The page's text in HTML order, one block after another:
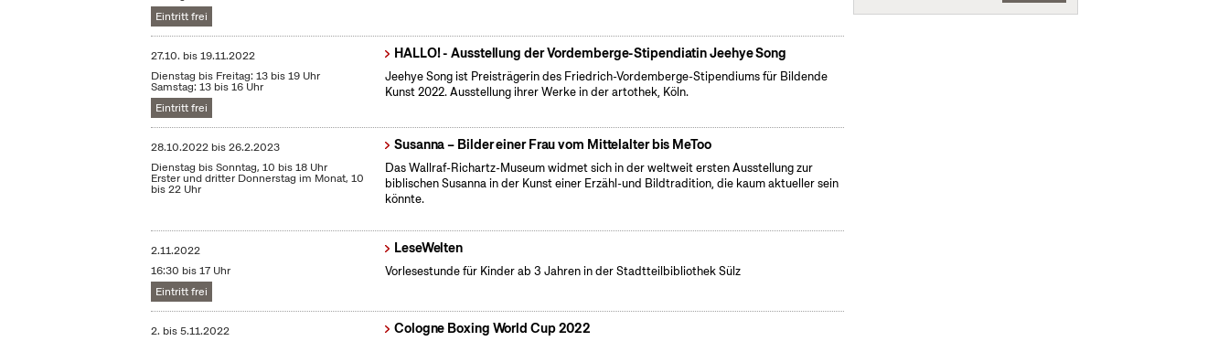
Eintritt frei
27.10. bis19.11.2022
Dienstag bis Freitag: 13 bis 19 Uhr
Samstag: 13 bis 16 Uhr
Eintritt frei
HALLO! - Ausstellung der Vordemberge-Stipendiatin Jeehye Song
Jeehye Song ist Preisträgerin des Friedrich-Vordemberge-Stipendiums für Bildende
Kunst 2022. Ausstellung ihrer Werke in der artothek, Köln.
28.10.2022 bis26.2.2023
Dienstag bis Sonntag, 10 bis 18 Uhr
Erster und dritter Donnerstag im Monat, 10
bis 22 Uhr
Susanna – Bilder einer Frau vom Mittelalter bis MeToo
Das Wallraf-Richartz-Museum widmet sich in der weltweit ersten Ausstellung zur
biblischen Susanna in der Kunst einer Erzähl-und Bildtradition, die kaum aktueller sein
könnte.
2.11.2022
16:30 bis 17 Uhr
Eintritt frei
LeseWelten
Vorlesestunde für Kinder ab 3 Jahren in der Stadtteilbibliothek Sülz
2. bis5.11.2022 Cologne Boxing World Cup 2022